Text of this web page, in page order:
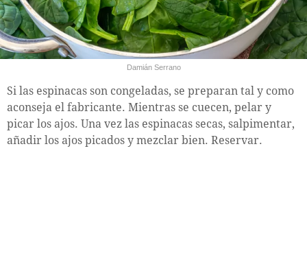
Damián Serrano
Si las espinacas son congeladas, se preparan tal y como
aconseja el fabricante. Mientras se cuecen, pelar y
picar los ajos. Una vez las espinacas secas, salpimentar,
añadir los ajos picados y mezclar bien. Reservar.